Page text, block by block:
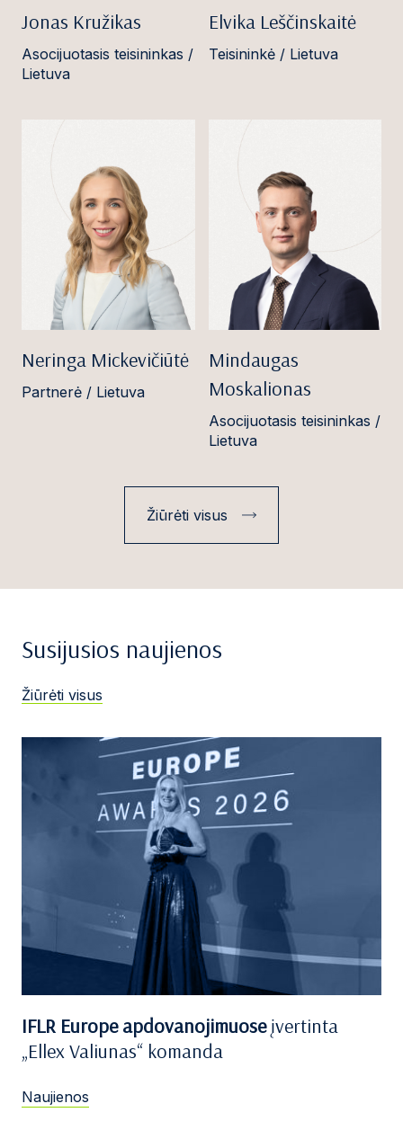
Jonas Kružikas
Asocijuotasis teisininkas /
Lietuva
Elvika Leščinskaitė
Teisininkė / Lietuva
Neringa Mickevičiūtė
Partnerė / Lietuva
Mindaugas
Moskalionas
Asocijuotasis teisininkas /
Lietuva
Žiūrėti visus
Susijusios naujienos
Žiūrėti visus
IFLR Europe apdovanojimuoseįvertinta
„Ellex Valiunas“ komanda
Naujienos